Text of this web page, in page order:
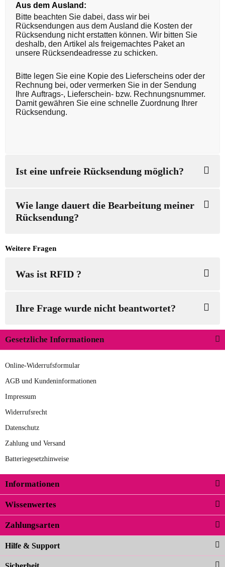
Aus dem Ausland:
Bitte beachten Sie dabei, dass wir bei
Rücksendungen aus dem Ausland die Kosten der
Rücksendung nicht erstatten können. Wir bitten Sie
deshalb, den Artikel als freigemachtes Paket an
unsere Rücksendeadresse zu schicken.
Bitte legen Sie eine Kopie des Lieferscheins oder der
Rechnung bei, oder vermerken Sie in der Sendung
Ihre Auftrags-, Lieferschein- bzw. Rechnungsnummer.
Damit gewähren Sie eine schnelle Zuordnung Ihrer
Rücksendung.
Ist eine unfreie Rücksendung möglich?
Wie lange dauert die Bearbeitung meiner
Rücksendung?
Weitere Fragen
Was ist RFID ?
Ihre Frage wurde nicht beantwortet?
Gesetzliche Informationen
Online-Widerrufsformular
AGB und Kundeninformationen
Impressum
Widerrufsrecht
Datenschutz
Zahlung und Versand
Batteriegesetzhinweise
Informationen
Wissenwertes
Zahlungsarten
Hilfe & Support